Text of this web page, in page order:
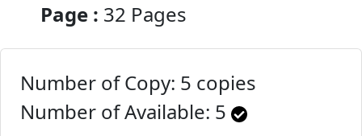
Page : 32 Pages
Number of Copy: 5 copies
Number of Available: 5